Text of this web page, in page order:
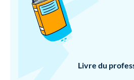
Livre du